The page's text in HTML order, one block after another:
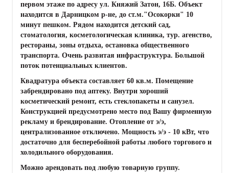
первом этаже по адресу ул. Княжий Затон, 16Б. Объект
находится в Дарницком р-не, до ст.м."Осокорки" 10
минут пешком. Рядом находится детский сад,
стоматология, косметологическая клиника, тур. агенство,
рестораны, зоны отдыха, остановка общественного
транспорта. Очень развитая инфраструктура. Большой
поток потенциальных клиентов.
Квадратура объекта составляет 60 кв.м. Помещение
забрендировано под аптеку. Внутри хороший
косметический ремонт, есть стеклопакеты и санузел.
Конструкцией предусмотрено место под Вашу фирменную
рекламу и брендирование. Отопление от э/э,
централизованное отключено. Мощность э/э - 10 кВт, что
достаточно для бесперебойной работы любого торгового и
холодильного оборудования.
Можно арендовать под любую товарную группу.